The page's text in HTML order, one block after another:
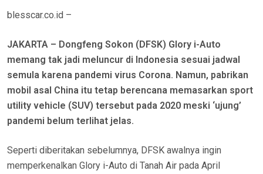
blesscar.co.id –
JAKARTA – Dongfeng Sokon (DFSK) Glory i-Auto
memang tak jadi meluncur di Indonesia sesuai jadwal
semula karena pandemi virus Corona. Namun, pabrikan
mobil asal China itu tetap berencana memasarkan sport
utility vehicle (SUV) tersebut pada 2020 meski ‘ujung’
pandemi belum terlihat jelas.
Seperti diberitakan sebelumnya, DFSK awalnya ingin
memperkenalkan Glory i-Auto di Tanah Air pada April